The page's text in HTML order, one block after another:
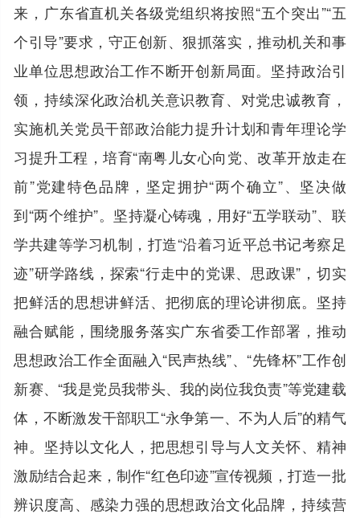
来，广东省直机关各级党组织将按照“五个突出”“五
个引导”要求，守正创新、狠抓落实，推动机关和事
业单位思想政治工作不断开创新局面。坚持政治引
领，持续深化政治机关意识教育、对党忠诚教育，
实施机关党员干部政治能力提升计划和青年理论学
习提升工程，培育“南粤儿女心向党、改革开放走在
前”党建特色品牌，坚定拥护“两个确立”、坚决做
到“两个维护”。坚持凝心铸魂，用好“五学联动”、联
学共建等学习机制，打造“沿着习近平总书记考察足
迹”研学路线，探索“行走中的党课、思政课”，切实
把鲜活的思想讲鲜活、把彻底的理论讲彻底。坚持
融合赋能，围绕服务落实广东省委工作部署，推动
思想政治工作全面融入“民声热线”、“先锋杯”工作创
新赛、“我是党员我带头、我的岗位我负责”等党建载
体，不断激发干部职工“永争第一、不为人后”的精气
神。坚持以文化人，把思想引导与人文关怀、精神
激励结合起来，制作“红色印迹”宣传视频，打造一批
辨识度高、感染力强的思想政治文化品牌，持续营